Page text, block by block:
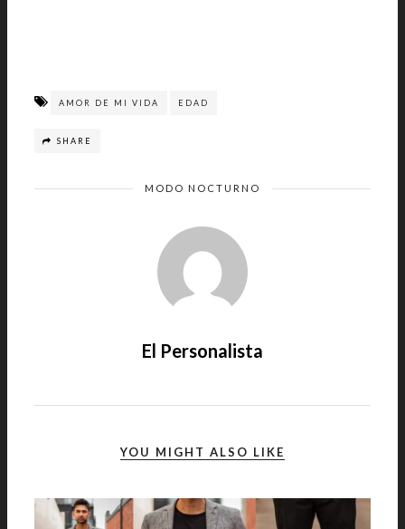
AMOR DE MI VIDA EDAD
SHARE
MODO NOCTURNO
El Personalista
YOU MIGHT ALSO LIKE